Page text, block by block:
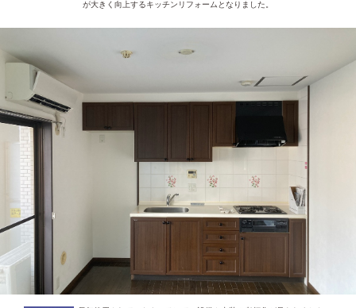
が大きく向上するキッチンリフォームとなりました。